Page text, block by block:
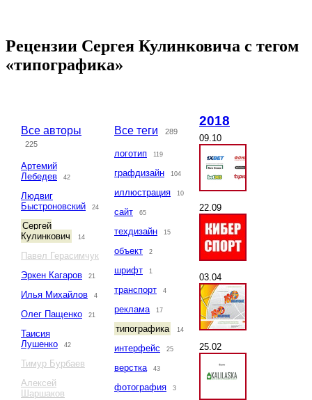
Рецензии Сергея Кулинковича с тегом
«типографика»
Все авторы
225
Артемий
Лебедев
42
Людвиг
Быстроновский
24
Сергей
Кулинкович
14
Павел Герасимчук
Эркен Кагаров
21
Илья Михайлов 4
Олег Пащенко 21
Таисия
Лушенко
42
Тимур Бурбаев
Алексей
Шаршаков
Все теги 289
логотип 119
графдизайн 104
иллюстрация 10
сайт 65
техдизайн 15
объект 2
шрифт 1
транспорт 4
реклама 17
типографика 14
интерфейс 25
верстка 43
фотография 3
2018
09.10
22.09
03.04
25.02